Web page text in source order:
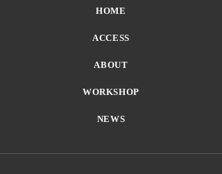
HOME
ACCESS
ABOUT
WORKSHOP
NEWS